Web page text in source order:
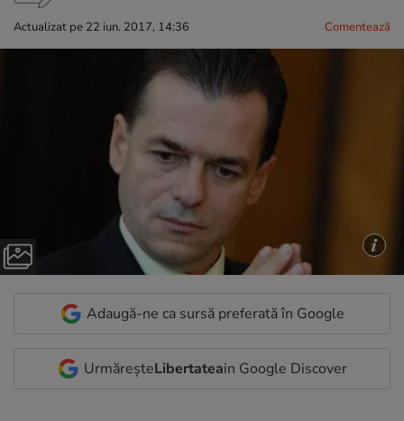
Actualizat pe 22 iun. 2017, 14:36 Comentează
Adaugă-ne ca sursă preferată în Google
UrmăreșteLibertateain Google Discover